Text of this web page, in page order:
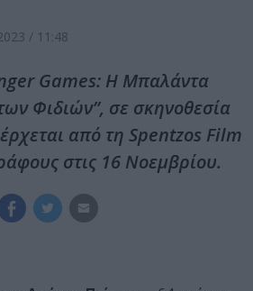
/ 11:48
Games: Η Μπαλάντα
Φιδιών”, σε σκηνοθεσία
από τη Spentzos Film
στις 16 Νοεμβρίου.